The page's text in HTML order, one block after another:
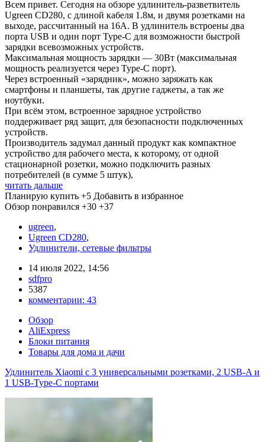
Всем привет. Сегодня на обзоре удлинитель-разветвитель
Ugreen CD280, с длиной кабеля 1.8м, и двумя розетками на
выходе, рассчитанный на 16А. В удлинитель встроены два
порта USB и один порт Type-C для возможности быстрой
зарядки всевозможных устройств.
Максимальная мощность зарядки — 30Вт (максимальная
мощность реализуется через Type-C порт).
Через встроенный «зарядник», можно заряжать как
смартфоны и планшеты, так другие гаджеты, а так же
ноутбуки.
При всём этом, встроенное зарядное устройство
поддерживает ряд защит, для безопасности подключенных
устройств.
Производитель задумал данный продукт как компактное
устройство для рабочего места, к которому, от одной
стационарной розетки, можно подключить разных
потребителей (в сумме 5 штук),
читать дальше
Планирую купить +5 Добавить в избранное
Обзор понравился +30 +37
ugreen,
Ugreen CD280,
Удлинители, сетевые фильтры
14 июля 2022, 14:56
sdfpro
5387
комментарии: 43
Обзор
AliExpress
Блоки питания
Товары для дома и дачи
Удлинитель Xiaomi с 3 универсальными розетками, 2 USB-A и
1 USB-Type-C портами